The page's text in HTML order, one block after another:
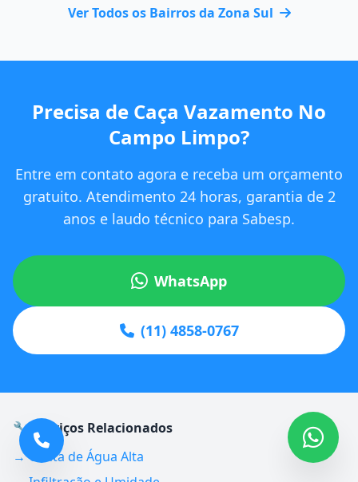
Ver Todos os Bairros da Zona Sul
Precisa de Caça Vazamento No
Campo Limpo?
Entre em contato agora e receba um orçamento
gratuito. Atendimento 24 horas, garantia de 2
anos e laudo técnico para Sabesp.
WhatsApp
(11) 4858-0767
🔧 Serviços Relacionados
→ Conta de Água Alta